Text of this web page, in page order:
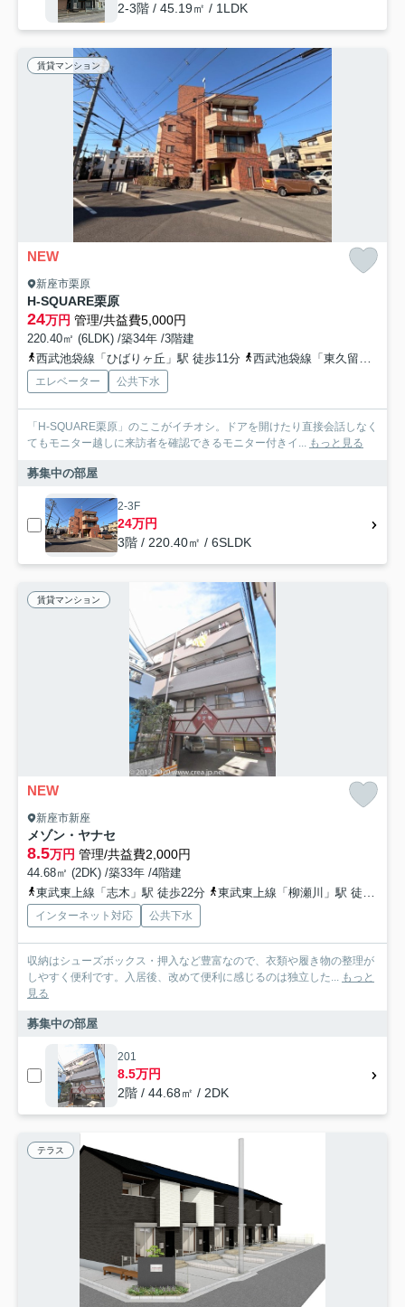
2-3階 / 45.19㎡ / 1LDK
賃貸マンション
NEW
新座市栗原
H-SQUARE栗原
24万円 管理/共益費5,000円
220.40㎡ (6LDK) /築34年 /3階建
西武池袋線「ひばりヶ丘」駅 徒歩11分
西武池袋線「東久留米」駅 徒歩26分
エレベーター 公共下水
「H-SQUARE栗原」のここがイチオシ。ドアを開けたり直接会話しなく
てもモニター越しに来訪者を確認できるモニター付きイ... もっと見る
募集中の部屋
2-3F
24万円
3階 / 220.40㎡ / 6SLDK
賃貸マンション
NEW
新座市新座
メゾン・ヤナセ
8.5万円 管理/共益費2,000円
44.68㎡ (2DK) /築33年 /4階建
東武東上線「志木」駅 徒歩22分
東武東上線「柳瀬川」駅 徒歩18分
インターネット対応 公共下水
収納はシューズボックス・押入など豊富なので、衣類や履き物の整理が
しやすく便利です。入居後、改めて便利に感じるのは独立した... もっと
見る
募集中の部屋
201
8.5万円
2階 / 44.68㎡ / 2DK
テラス